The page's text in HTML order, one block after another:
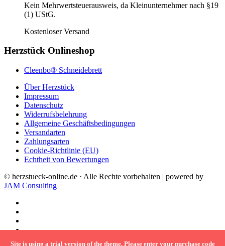
Kein Mehrwertsteuerausweis, da Kleinunternehmer nach §19
(1) UStG.
Kostenloser Versand
Herzstück Onlineshop
Cleenbo® Schneidebrett
Über Herzstück
Impressum
Datenschutz
Widerrufsbelehrung
Allgemeine Geschäftsbedingungen
Versandarten
Zahlungsarten
Cookie-Richtlinie (EU)
Echtheit von Bewertungen
© herzstueck-online.de · Alle Rechte vorbehalten | powered by
JAM Consulting
Site is using a trial version of the theme. Please enter your purchase code